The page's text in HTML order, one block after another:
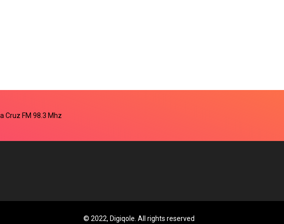
© 2022, Digiqole. All rights reserved